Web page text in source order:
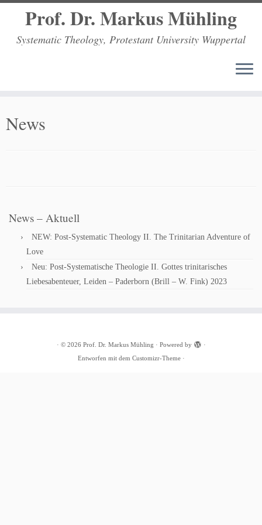
springen
Prof. Dr. Markus Mühling
Systematic Theology, Protestant University Wuppertal
News
News – Aktuell
NEW: Post-Systematic Theology II. The Trinitarian Adventure of
Love
Neu: Post-Systematische Theologie II. Gottes trinitarisches
Liebesabenteuer, Leiden – Paderborn (Brill – W. Fink) 2023
· © 2026 Prof. Dr. Markus Mühling · Powered by
·
Entworfen mit dem Customizr-Theme·